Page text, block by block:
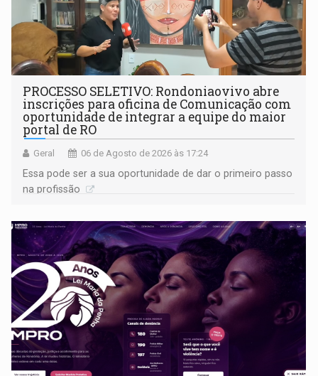
PROCESSO SELETIVO: Rondoniaovivo abre
inscrições para oficina de Comunicação com
oportunidade de integrar a equipe do maior
portal de RO
Geral 06 de Agosto de 2026 às 17:24
Essa pode ser a sua oportunidade de dar o primeiro passo
na profissão